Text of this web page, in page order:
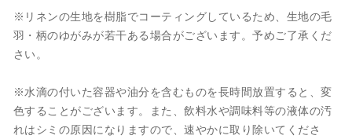
※リネンの生地を樹脂でコーティングしているため、生地の毛
羽・柄のゆがみが若干ある場合がございます。予めご了承くだ
さい。
※水滴の付いた容器や油分を含むものを長時間放置すると、変
色することがございます。また、飲料水や調味料等の液体の汚
れはシミの原因になりますので、速やかに取り除いてくださ